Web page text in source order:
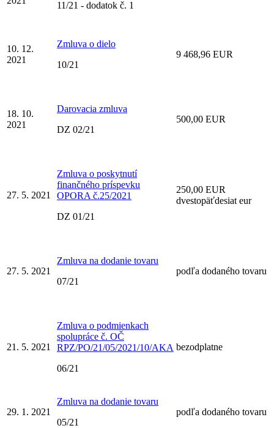
11/21 - dodatok č. 1
10. 12.
2021
Zmluva o dielo
10/21
9 468,96 EUR
18. 10.
2021
Darovacia zmluva
DZ 02/21
500,00 EUR
27. 5. 2021
Zmluva o poskytnutí
finančného príspevku
OPORA č.25/2021
DZ 01/21
250,00 EUR
dvestopäťdesiat eur
27. 5. 2021
Zmluva na dodanie tovaru
07/21
podľa dodaného tovaru
21. 5. 2021
Zmluva o podmienkach
spolupráce č. OČ
RPZ/PO/21/05/2021/10/AKA
06/21
bezodplatne
29. 1. 2021
Zmluva na dodanie tovaru
05/21
podľa dodaného tovaru